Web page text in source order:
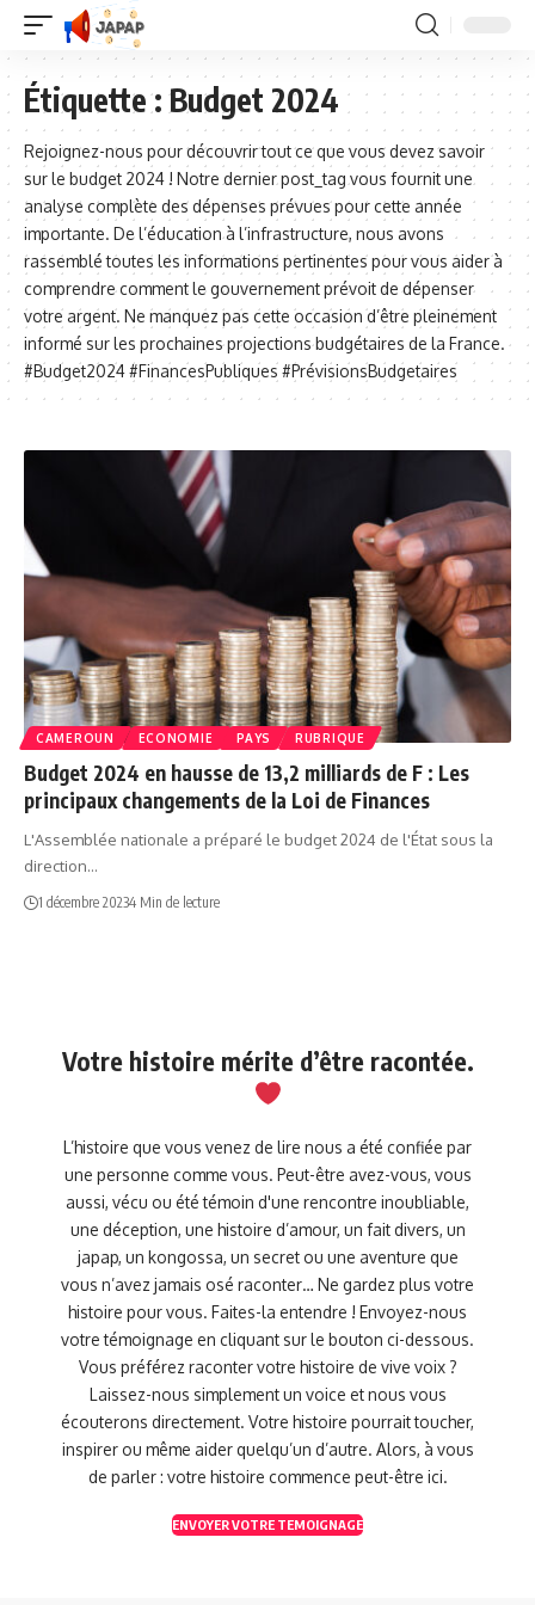
Étiquette :Budget 2024
Rejoignez-nous pour découvrir tout ce que vous devez savoir
sur le budget 2024 ! Notre dernier post_tag vous fournit une
analyse complète des dépenses prévues pour cette année
importante. De l’éducation à l’infrastructure, nous avons
rassemblé toutes les informations pertinentes pour vous aider à
comprendre comment le gouvernement prévoit de dépenser
votre argent. Ne manquez pas cette occasion d’être pleinement
informé sur les prochaines projections budgétaires de la France.
#Budget2024 #FinancesPubliques #PrévisionsBudgetaires
CAMEROUN ECONOMIE PAYS RUBRIQUE
Budget 2024 en hausse de 13,2 milliards de F : Les
principaux changements de la Loi de Finances
L'Assemblée nationale a préparé le budget 2024 de l'État sous la
direction…
1 décembre 20234 Min de lecture
Votre histoire mérite d’être racontée.
L’histoire que vous venez de lire nous a été confiée par
une personne comme vous. Peut-être avez-vous, vous
aussi, vécu ou été témoin d'une rencontre inoubliable,
une déception, une histoire d’amour, un fait divers, un
japap, un kongossa, un secret ou une aventure que
vous n’avez jamais osé raconter… Ne gardez plus votre
histoire pour vous. Faites-la entendre ! Envoyez-nous
votre témoignage en cliquant sur le bouton ci-dessous.
Vous préférez raconter votre histoire de vive voix ?
Laissez-nous simplement un voice et nous vous
écouterons directement. Votre histoire pourrait toucher,
inspirer ou même aider quelqu’un d’autre. Alors, à vous
de parler : votre histoire commence peut-être ici.
ENVOYER VOTRE TEMOIGNAGE